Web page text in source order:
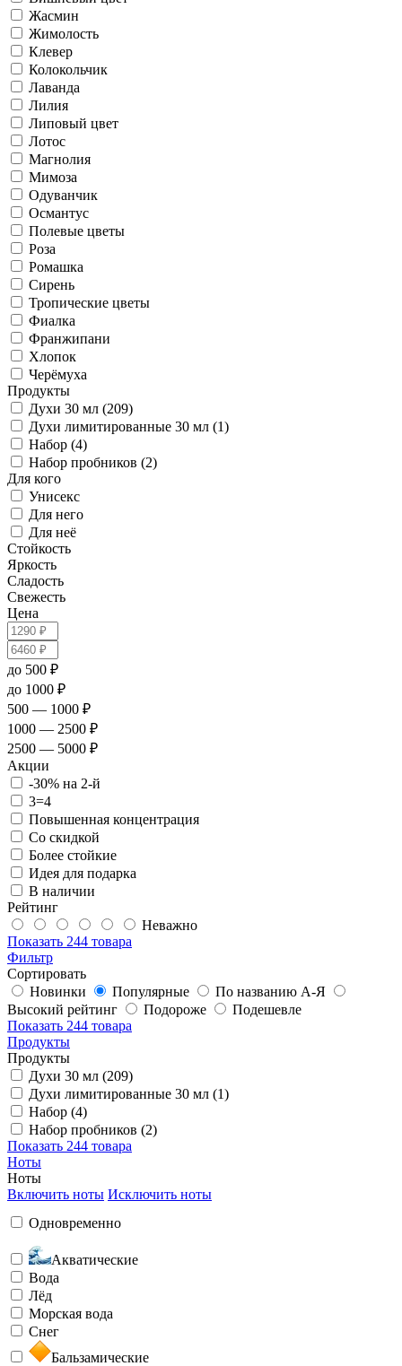
Жасмин
Жимолость
Клевер
Колокольчик
Лаванда
Лилия
Липовый цвет
Лотос
Магнолия
Мимоза
Одуванчик
Османтус
Полевые цветы
Роза
Ромашка
Сирень
Тропические цветы
Фиалка
Франжипани
Хлопок
Черёмуха
Продукты
Духи 30 мл (209)
Духи лимитированные 30 мл (1)
Набор (4)
Набор пробников (2)
Для кого
Унисекс
Для него
Для неё
Стойкость
Яркость
Сладость
Свежесть
Цена
до 500 ₽
до 1000 ₽
500 — 1000 ₽
1000 — 2500 ₽
2500 — 5000 ₽
Акции
-30% на 2-й
3=4
Повышенная концентрация
Со скидкой
Более стойкие
Идея для подарка
В наличии
Рейтинг
Неважно
Показать 244 товара
Фильтр
Сортировать
Новинки
Популярные
По названию А-Я
Высокий рейтинг
Подороже
Подешевле
Показать 244 товара
Продукты
Продукты
Духи 30 мл (209)
Духи лимитированные 30 мл (1)
Набор (4)
Набор пробников (2)
Показать 244 товара
Ноты
Ноты
Включить ноты Исключить ноты
Одновременно
Акватические
Вода
Лёд
Морская вода
Снег
Бальзамические